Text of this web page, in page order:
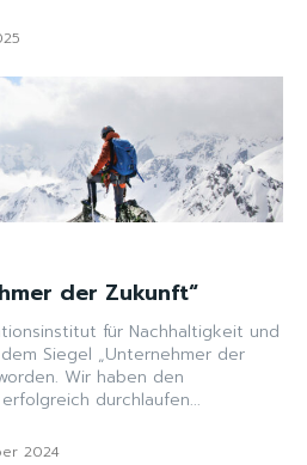
der Zukunft“
für Nachhaltigkeit und
Siegel „Unternehmer der
den
durchlaufen...
2024